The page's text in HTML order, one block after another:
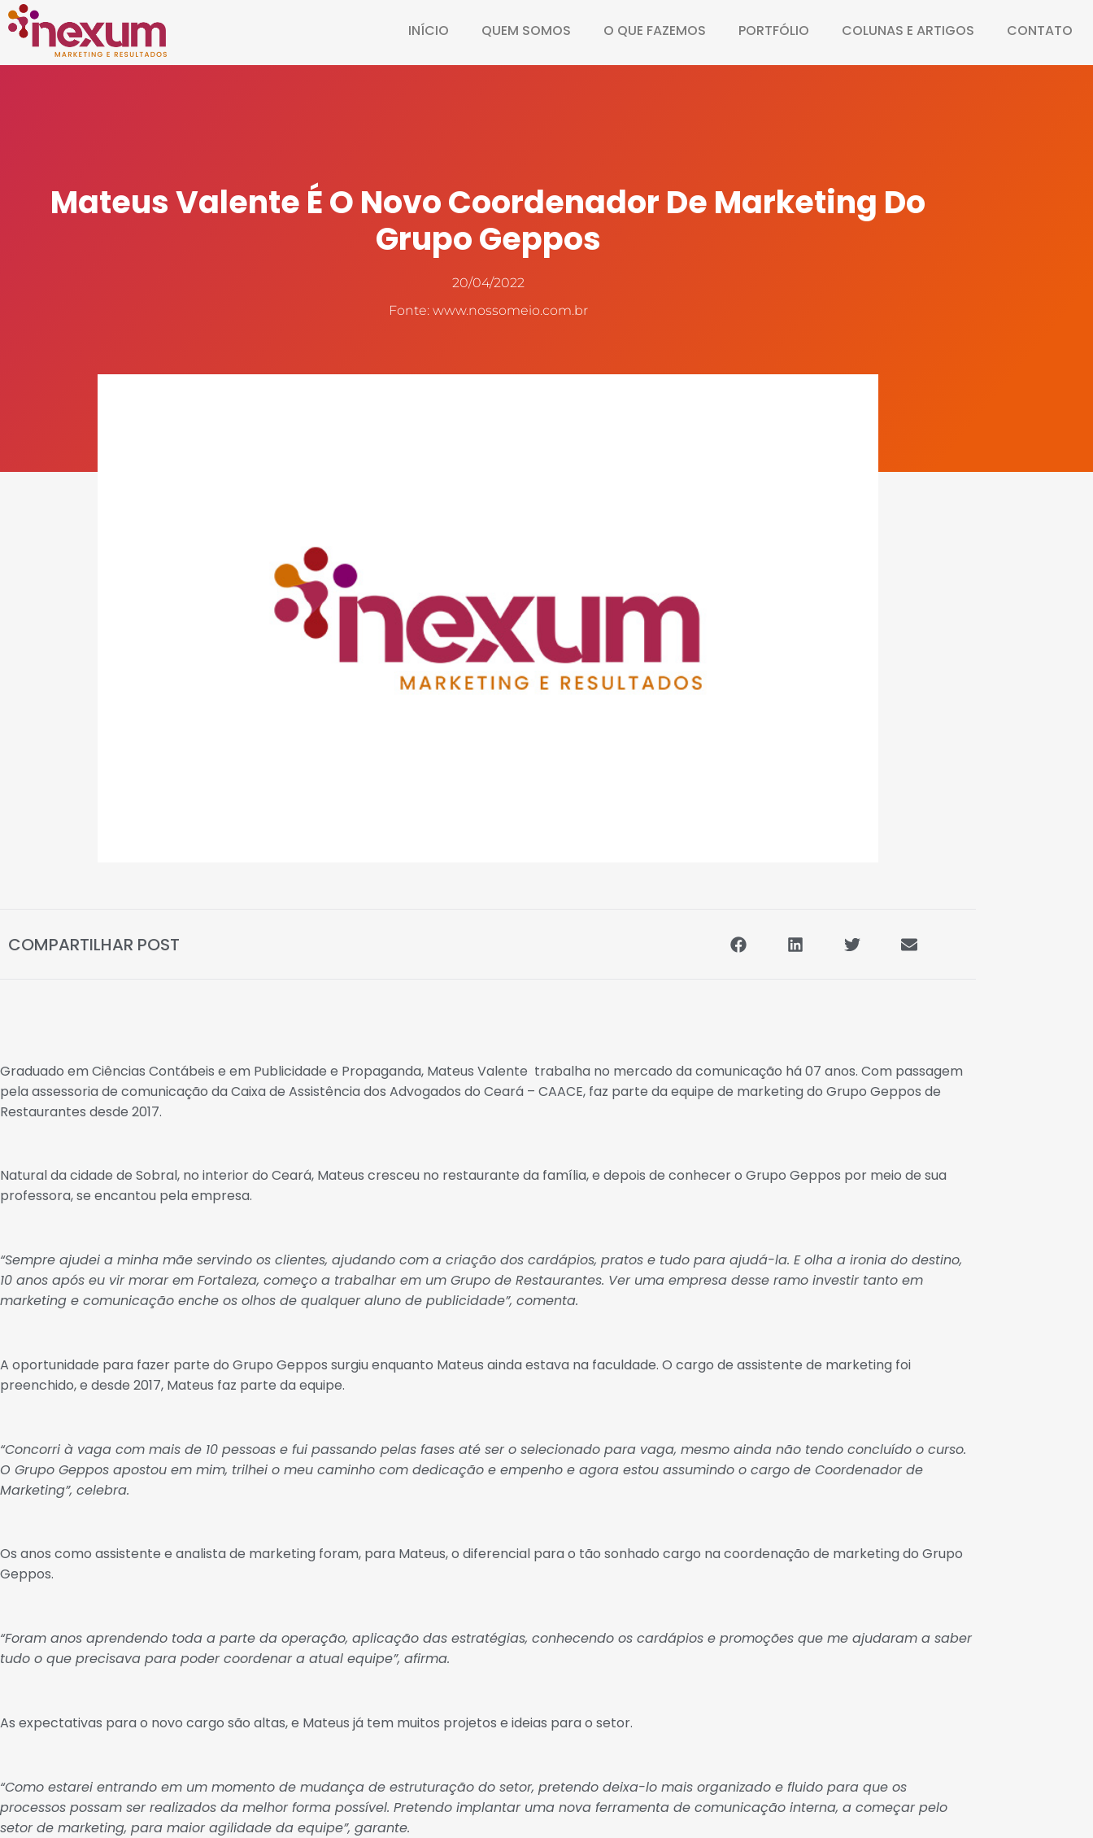
INÍCIO QUEM SOMOS O QUE FAZEMOS PORTFÓLIO COLUNAS E ARTIGOS CONTATO
Mateus Valente É O Novo Coordenador De Marketing Do
Grupo Geppos
20/04/2022
Fonte: www.nossomeio.com.br
COMPARTILHAR POST
Graduado em Ciências Contábeis e em Publicidade e Propaganda, Mateus Valente trabalha no mercado da comunicação há 07 anos. Com passagem
pela assessoria de comunicação da Caixa de Assistência dos Advogados do Ceará – CAACE, faz parte da equipe de marketing do Grupo Geppos de
Restaurantes desde 2017.
Natural da cidade de Sobral, no interior do Ceará, Mateus cresceu no restaurante da família, e depois de conhecer o Grupo Geppos por meio de sua
professora, se encantou pela empresa.
“Sempre ajudei a minha mãe servindo os clientes, ajudando com a criação dos cardápios, pratos e tudo para ajudá-la. E olha a ironia do destino,
10 anos após eu vir morar em Fortaleza, começo a trabalhar em um Grupo de Restaurantes. Ver uma empresa desse ramo investir tanto em
marketing e comunicação enche os olhos de qualquer aluno de publicidade”, comenta.
A oportunidade para fazer parte do Grupo Geppos surgiu enquanto Mateus ainda estava na faculdade. O cargo de assistente de marketing foi
preenchido, e desde 2017, Mateus faz parte da equipe.
“Concorri à vaga com mais de 10 pessoas e fui passando pelas fases até ser o selecionado para vaga, mesmo ainda não tendo concluído o curso.
O Grupo Geppos apostou em mim, trilhei o meu caminho com dedicação e empenho e agora estou assumindo o cargo de Coordenador de
Marketing”, celebra.
Os anos como assistente e analista de marketing foram, para Mateus, o diferencial para o tão sonhado cargo na coordenação de marketing do Grupo
Geppos.
“Foram anos aprendendo toda a parte da operação, aplicação das estratégias, conhecendo os cardápios e promoções que me ajudaram a saber
tudo o que precisava para poder coordenar a atual equipe”, afirma.
As expectativas para o novo cargo são altas, e Mateus já tem muitos projetos e ideias para o setor.
“Como estarei entrando em um momento de mudança de estruturação do setor, pretendo deixa-lo mais organizado e fluido para que os
processos possam ser realizados da melhor forma possível. Pretendo implantar uma nova ferramenta de comunicação interna, a começar pelo
setor de marketing, para maior agilidade da equipe”, garante.